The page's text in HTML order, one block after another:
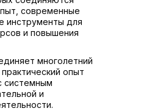
современные
инструменты для
и повышения
многолетний
опыт
системным
и